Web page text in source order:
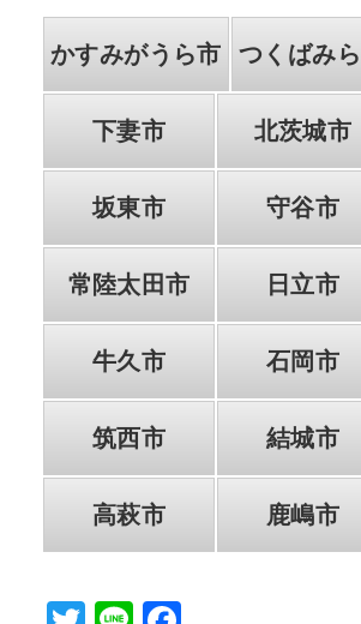
o
o
k
かすみがうら市 つくばみ
下妻市 北茨城市
坂東市 守谷市
常陸太田市 日立市
牛久市 石岡市
筑西市 結城市
高萩市 鹿嶋市